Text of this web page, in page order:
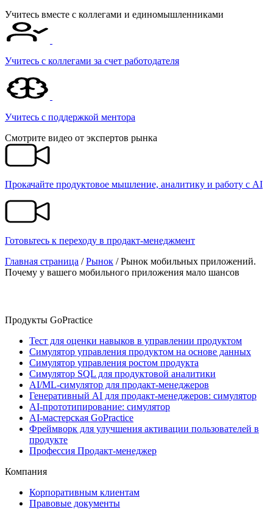
Учитесь вместе с коллегами и единомышленниками
Учитесь с коллегами за счет работодателя
Учитесь c поддержкой ментора
Смотрите видео от экспертов рынка
Прокачайте продуктовое мышление, аналитику и работу с AI
Готовьтесь к переходу в продакт-менеджмент
Главная страница /Рынок /Рынок мобильных приложений.
Почему у вашего мобильного приложения мало шансов
Продукты GoPractice
Тест для оценки навыков в управлении продуктом
Симулятор управления продуктом на основе данных
Симулятор управления ростом продукта
Симулятор SQL для продуктовой аналитики
AI/ML-симулятор для продакт-менеджеров
Генеративный AI для продакт-менеджеров: симулятор
AI-прототипирование: симулятор
AI-мастерская GoPractice
Фреймворк для улучшения активации пользователей в
продукте
Профессия Продакт-менеджер
Компания
Корпоративным клиентам
Правовые документы